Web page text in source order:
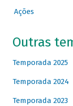
Ações
Outras
Temporada 2025
Temporada 2024
Temporada 2023